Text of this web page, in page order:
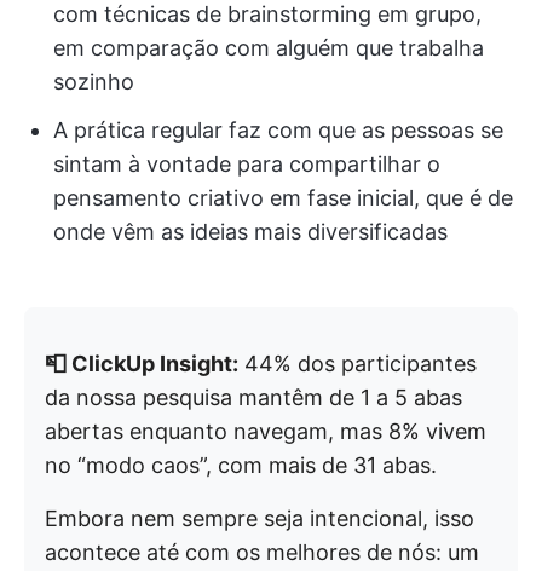
com técnicas de brainstorming em grupo,
em comparação com alguém que trabalha
sozinho
A prática regular faz com que as pessoas se
sintam à vontade para compartilhar o
pensamento criativo em fase inicial, que é de
onde vêm as ideias mais diversificadas
📮 ClickUp Insight: 44% dos participantes
da nossa pesquisa mantêm de 1 a 5 abas
abertas enquanto navegam, mas 8% vivem
no “modo caos”, com mais de 31 abas.
Embora nem sempre seja intencional, isso
acontece até com os melhores de nós: um